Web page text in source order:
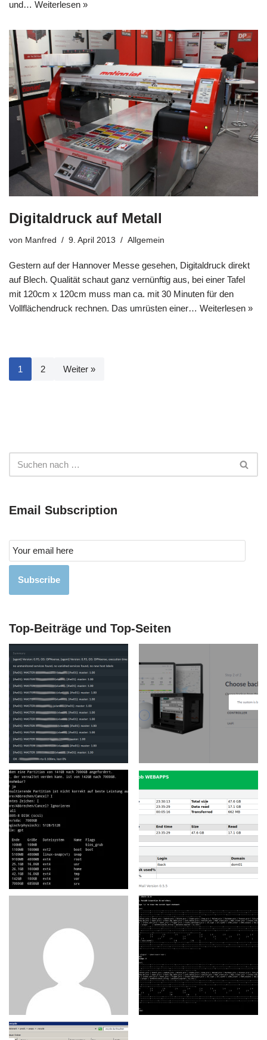
und… Weiterlesen »
Digitaldruck auf Metall
von Manfred 9. April 2013 Allgemein
Gestern auf der Hannover Messe gesehen, Digitaldruck direkt
auf Blech. Qualität schaut ganz vernünftig aus, bei einer Tafel
mit 120cm x 120cm muss man ca. mit 30 Minuten für den
Vollflächendruck rechnen. Das umrüsten einer… Weiterlesen »
1 2 Weiter »
Email Subscription
Subscribe
Top-Beiträge und Top-Seiten